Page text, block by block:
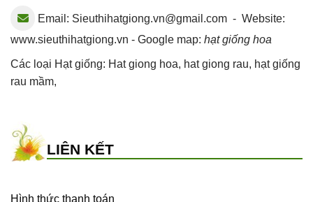
Email: Sieuthihatgiong.vn@gmail.com - Website:
www.sieuthihatgiong.vn - Google map: hạt giống hoa
Các loại Hạt giống: Hat giong hoa, hat giong rau, hạt giống
rau mầm,
LIÊN KẾT
Hình thức thanh toán